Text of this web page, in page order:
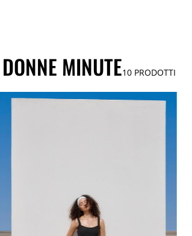
MINUTE10 PRODOTTI